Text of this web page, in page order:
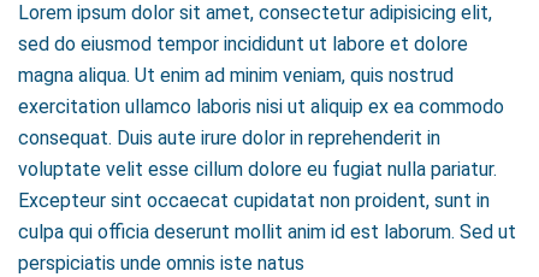
Lorem ipsum dolor sit amet, consectetur adipisicing elit,
sed do eiusmod tempor incididunt ut labore et dolore
magna aliqua. Ut enim ad minim veniam, quis nostrud
exercitation ullamco laboris nisi ut aliquip ex ea commodo
consequat. Duis aute irure dolor in reprehenderit in
voluptate velit esse cillum dolore eu fugiat nulla pariatur.
Excepteur sint occaecat cupidatat non proident, sunt in
culpa qui officia deserunt mollit anim id est laborum. Sed ut
perspiciatis unde omnis iste natus